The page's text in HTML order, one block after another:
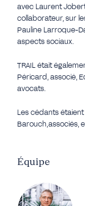
avec Laurent
collaborateur, sur
Pauline Larroque-
aspects sociaux.
TRAIL était
Péricard, associé,
avocats.
Les cédants
Barouch,associés,
Équipe